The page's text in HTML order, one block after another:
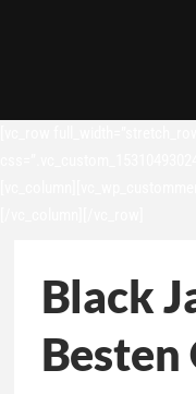
Black
Besten